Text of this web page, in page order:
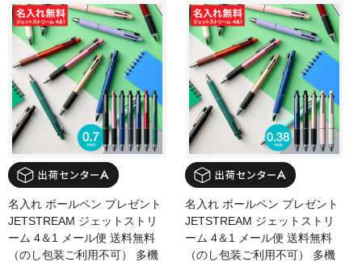
名入れ ボールペン プレゼント
JETSTREAM ジェットストリ
ーム 4＆1 メール便 送料無料
（のし包装ご利用不可） 多機
名入れ ボールペン プレゼント
JETSTREAM ジェットストリ
ーム 4＆1 メール便 送料無料
（のし包装ご利用不可） 多機